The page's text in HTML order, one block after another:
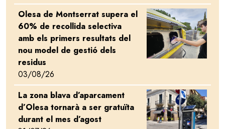
Olesa de Montserrat supera el
60% de recollida selectiva
amb els primers resultats del
nou model de gestió dels
residus
03/08/26
Image
La zona blava d’aparcament
d’Olesa tornarà a ser gratuïta
durant el mes d’agost
Image